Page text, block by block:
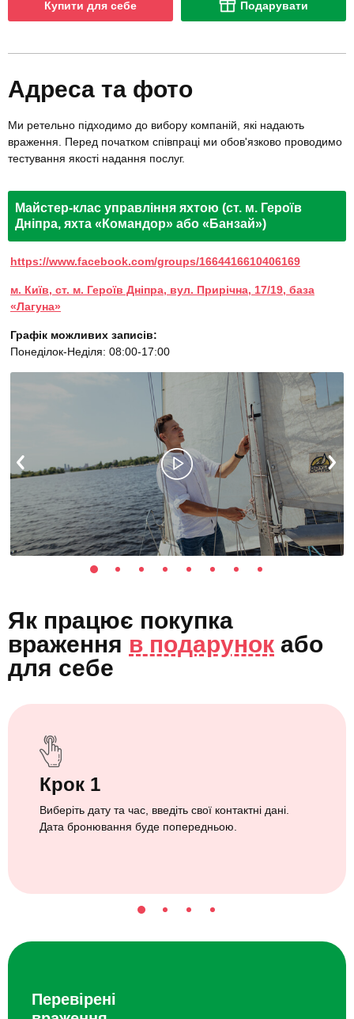
Купити для себе Подарувати
Адреса та фото
Ми ретельно підходимо до вибору компаній, які надають
враження. Перед початком співпраці ми обов'язково проводимо
тестування якості надання послуг.
Майстер-клас управління яхтою (ст. м. Героїв
Дніпра, яхта «Командор» або «Банзай»)
https://www.facebook.com/groups/1664416610406169
м. Київ, ст. м. Героїв Дніпра, вул. Прирічна, 17/19, база
«Лагуна»
Графік можливих записів:
Понеділок-Неділя: 08:00-17:00
Як працює покупка
враження в подарунок або
для себе
Крок 1
Виберіть дату та час, введіть свої контактні дані.
Дата бронювання буде попередньою.
Перевірені